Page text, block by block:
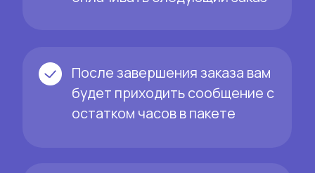
спрашивают, когда снова придёт та
смешная тётя